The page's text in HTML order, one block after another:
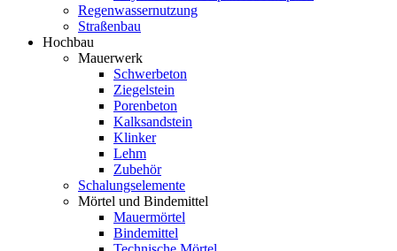
Regenwassernutzung
Straßenbau
Hochbau
Mauerwerk
Schwerbeton
Ziegelstein
Porenbeton
Kalksandstein
Klinker
Lehm
Zubehör
Schalungselemente
Mörtel und Bindemittel
Mauermörtel
Bindemittel